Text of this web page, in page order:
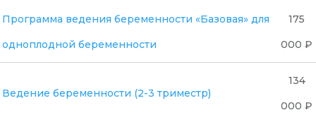
Программа ведения беременности «Базовая» для
одноплодной беременности
175
000 ₽
Ведение беременности (2-3 триместр)
134
000 ₽